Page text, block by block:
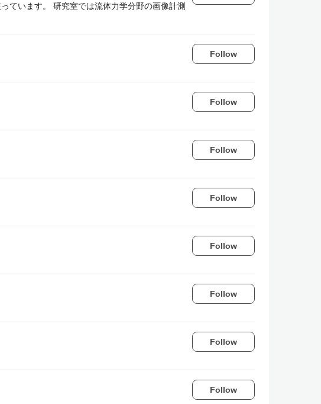
ています。 研究室では流体力学分野の画像計測
Follow
Follow
Follow
Follow
Follow
Follow
Follow
Follow